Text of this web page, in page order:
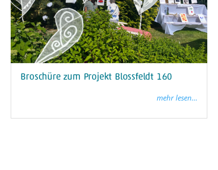
Broschüre zum Projekt Blossfeldt 160
mehr lesen...